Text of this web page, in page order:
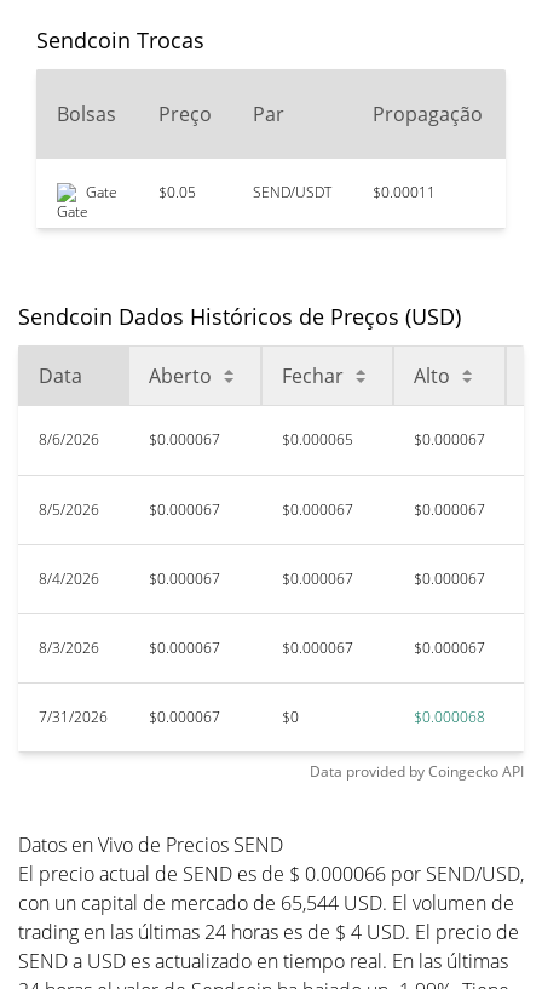
52 Semana Baixa / 52
Máxima de todos os
$0.162592
99.96%
Baixa de todos os tempos
$0.00001964
Sendcoin Trocas
Bolsas Preço Par Propagação
Gate $0.05 SEND/USDT $0.00011
Sendcoin Dados Históricos de Preços (USD)
Data Aberto Fechar Alto
8/6/2026 $0.000067 $0.000065 $0.000067
8/5/2026 $0.000067 $0.000067 $0.000067
8/4/2026 $0.000067 $0.000067 $0.000067
8/3/2026 $0.000067 $0.000067 $0.000067
7/31/2026 $0.000067 $0 $0.000068
Data provided byCoingeckoAPI
Datos en Vivo de Precios SEND
El precio actual de SEND es de $ 0.000066 por SEND/USD,
con un capital de mercado de 65,544 USD. El volumen de
trading en las últimas 24 horas es de $ 4 USD. El precio de
SEND a USD es actualizado en tiempo real. En las últimas